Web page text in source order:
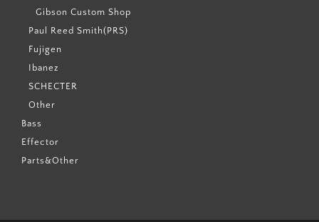
Gibson Custom Shop
Paul Reed Smith(PRS)
Fujigen
Ibanez
SCHECTER
Other
Bass
Effector
Parts&Other